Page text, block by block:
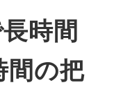
時間
間の把